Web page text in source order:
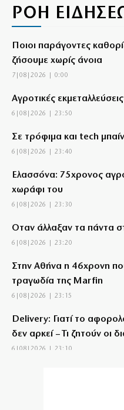
ΡΟΗ
Ποιοι παράγοντες
ζήσουμε χωρίς άνοια
7|08|2026 | 0:00
Αγροτικές
6|08|2026 | 23:50
Σε τρόφιμα και tech
6|08|2026 | 23:40
Ελασσόνα: 75χρονος
χωράφι του
6|08|2026 | 23:30
Όταν άλλαξαν τα πάντα
6|08|2026 | 23:20
Στην Αθήνα η 46χρονη
τραγωδία της Marfin
6|08|2026 | 23:15
Delivery: Γιατί το
δεν αρκεί – Τι ζητούν οι
6|08|2026 | 23:10